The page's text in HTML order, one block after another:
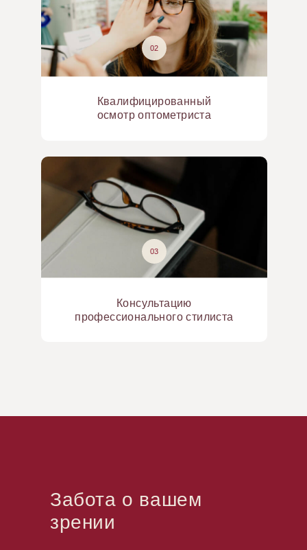
Квалифицированный
осмотр оптометриста
02
Консультацию
профессионального стилиста
03
Забота о вашем
зрении